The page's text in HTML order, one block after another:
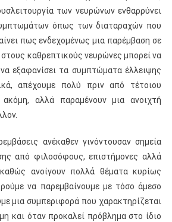
των νευρώνων ενθαρρύνει
όπως των διαταραχών που
πως ενδεχομένως μια παρέμβαση σε
καθρεπτικούς νευρώνες μπορεί να
εξαφανίσει τα συμπτώματα έλλειψης
απέχουμε πολύ πριν από τέτοιου
ακόμη, αλλά παραμένουν μια ανοιχτή
ανέκαθεν γινόντουσαν σημεία
από φιλοσόφους, επιστήμονες αλλά
ανοίγουν πολλά θέματα κυρίως
να παρεμβαίνουμε με τόσο άμεσο
μια συμπεριφορά που χαρακτηρίζεται
και όταν προκαλεί πρόβλημα στο ίδιο